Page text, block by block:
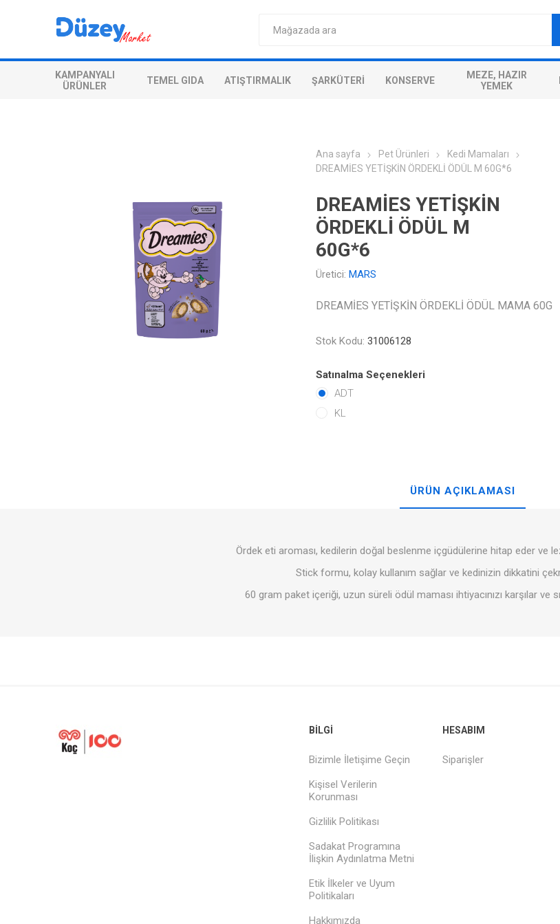
KAMPANYALI
ÜRÜNLER
TEMEL GIDA ATIŞTIRMALIK ŞARKÜTERI KONSERVE
MEZE, HAZIR
YEMEK
Ana sayfa Pet Ürünleri
Kedi Mamaları
DREAMİES YETİŞKİN ÖRDEKLİ ÖDÜL M 60G*6
DREAMİES YETİŞKİN
ÖRDEKLİ ÖDÜL M
60G*6
Üretici: MARS
DREAMİES YETİŞKİN ÖRDEKLİ ÖDÜL MAMA 60G
Stok Kodu: 31006128
Satınalma Seçenekleri
ADT
KL
ÜRÜN AÇIKLAMASI
Ördek eti aroması, kedilerin doğal beslenme içgüdülerine hitap eder ve
Stick formu, kolay kullanım sağlar ve kedinizin dikkatini
60 gram paket içeriği, uzun süreli ödül maması ihtiyacınızı karşılar ve
BILGI
Bizimle İletişime Geçin
Kişisel Verilerin
Korunması
Gizlilik Politikası
Sadakat Programına
İlişkin Aydınlatma Metni
Etik İlkeler ve Uyum
Politikaları
Hakkımızda
HESABIM
Siparişler